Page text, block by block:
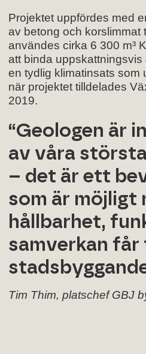
Projektet uppfördes med
av betong och korslimmat
användes cirka 6 300 m³
att binda
en tydlig klimatinsats som
när projektet tilldelades
2019.
“Geologen är
av våra
– det är ett
som är möjligt
hållbarhet,
samverkan får
Tim Thim, platschef GBJ